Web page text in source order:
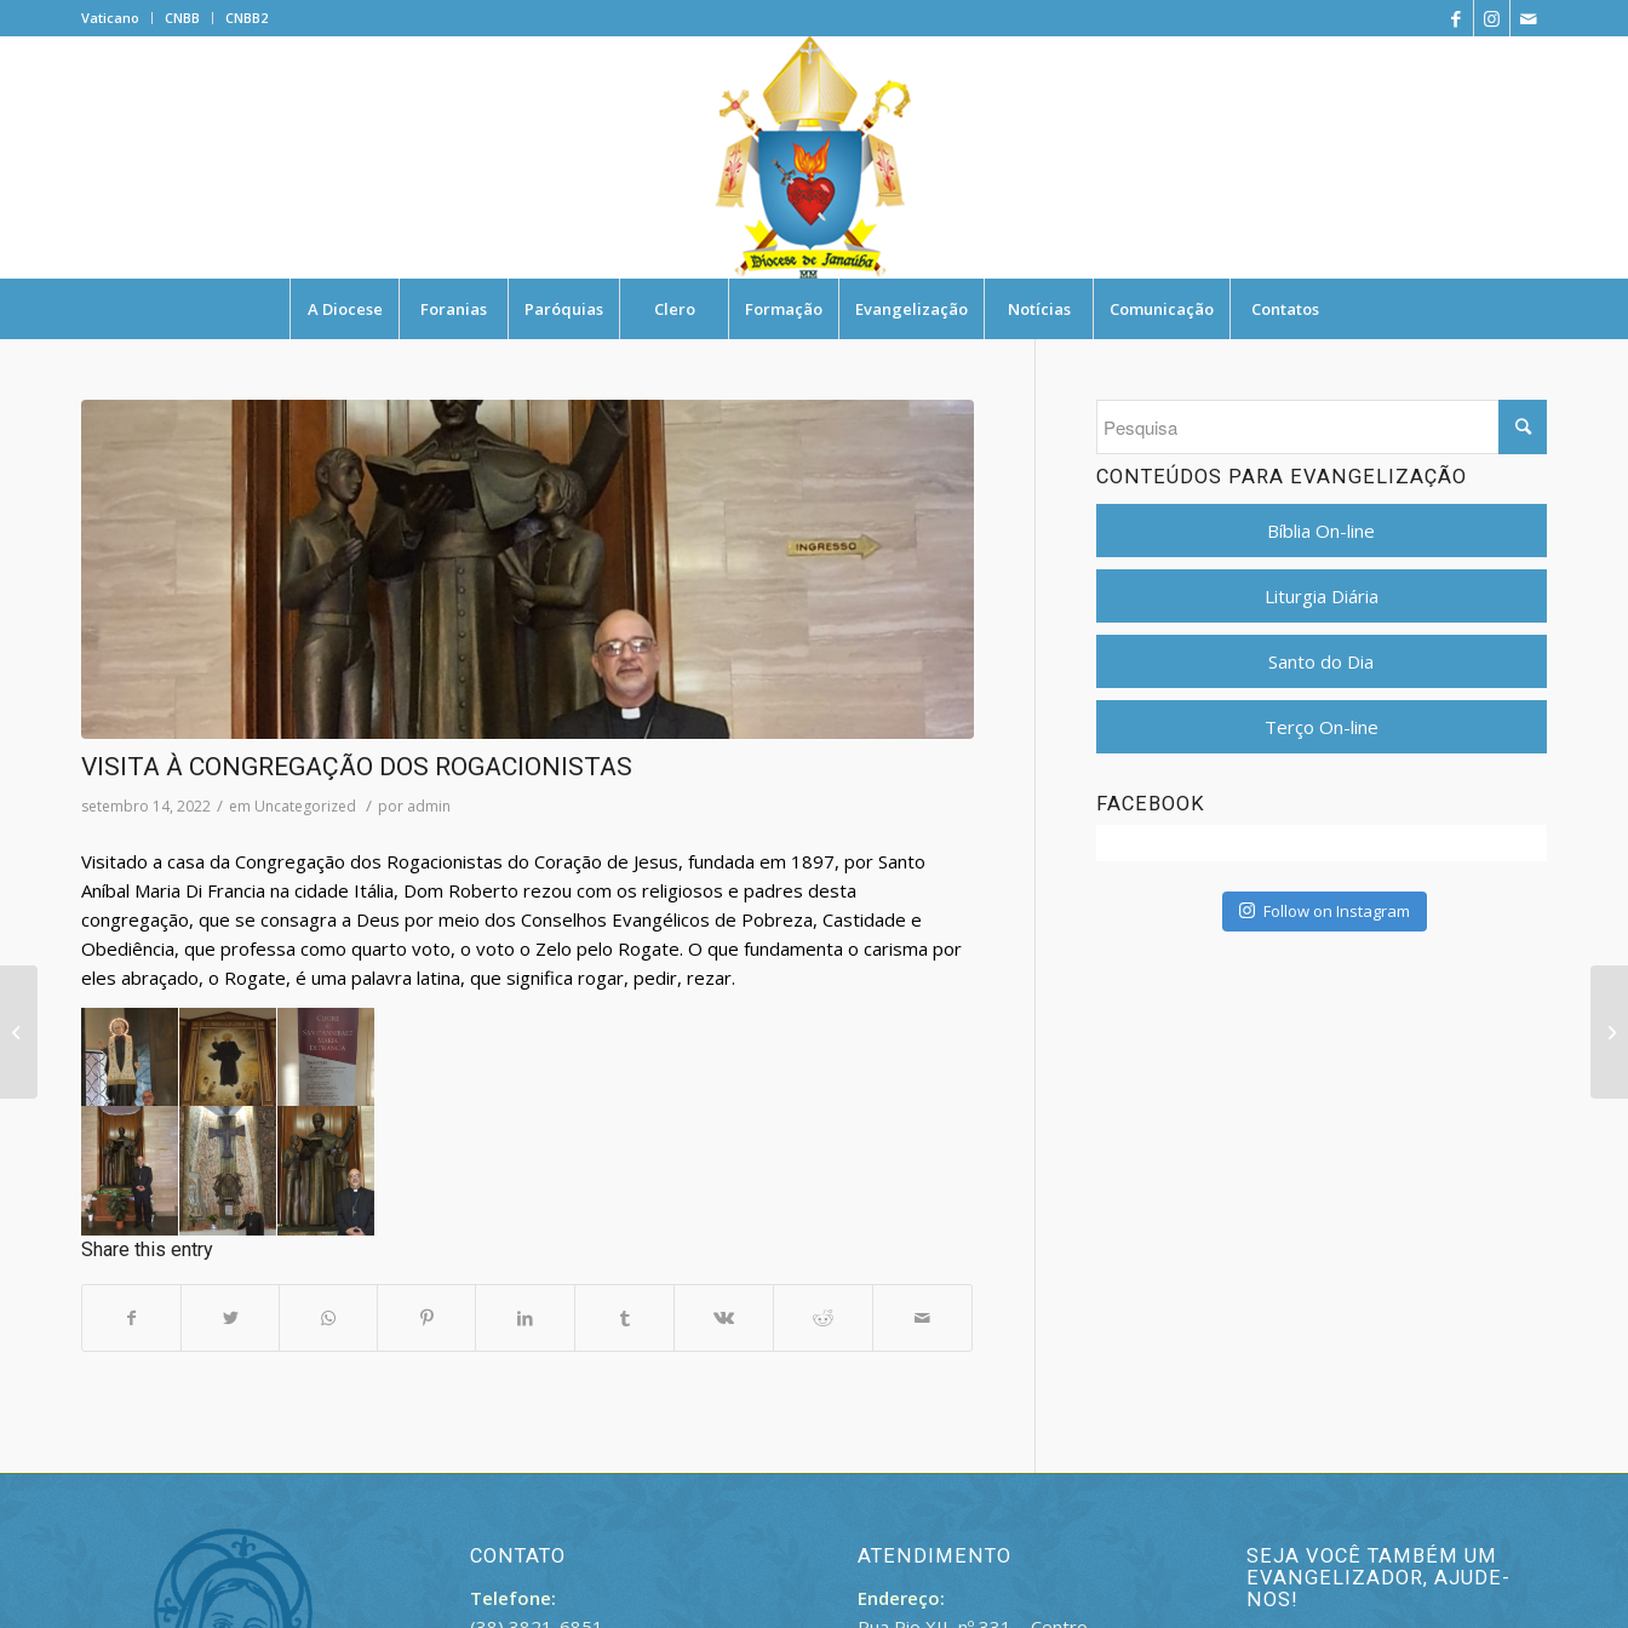
Vaticano CNBB CNBB2
A Diocese Foranias Paróquias Clero Formação Evangelização Notícias Comunicação Contatos
VISITA À CONGREGAÇÃO DOS ROGACIONISTAS
setembro 14, 2022 / em Uncategorized / por admin
Visitado a casa da Congregação dos Rogacionistas do Coração de Jesus, fundada em 1897, por Santo
Aníbal Maria Di Francia na cidade Itália, Dom Roberto rezou com os religiosos e padres desta
congregação, que se consagra a Deus por meio dos Conselhos Evangélicos de Pobreza, Castidade e
Obediência, que professa como quarto voto, o voto o Zelo pelo Rogate. O que fundamenta o carisma por
eles abraçado, o Rogate, é uma palavra latina, que significa rogar, pedir, rezar.
Share this entry
CONTEÚDOS PARA EVANGELIZAÇÃO
Bíblia On-line
Liturgia Diária
Santo do Dia
Terço On-line
FACEBOOK
Follow on Instagram
CONTATO
Telefone:
ATENDIMENTO
Endereço:
SEJA VOCÊ TAMBÉM UM
EVANGELIZADOR, AJUDE-
NOS!
VISITA AO BISPO
EMÉRITO DOM
RICARDO!